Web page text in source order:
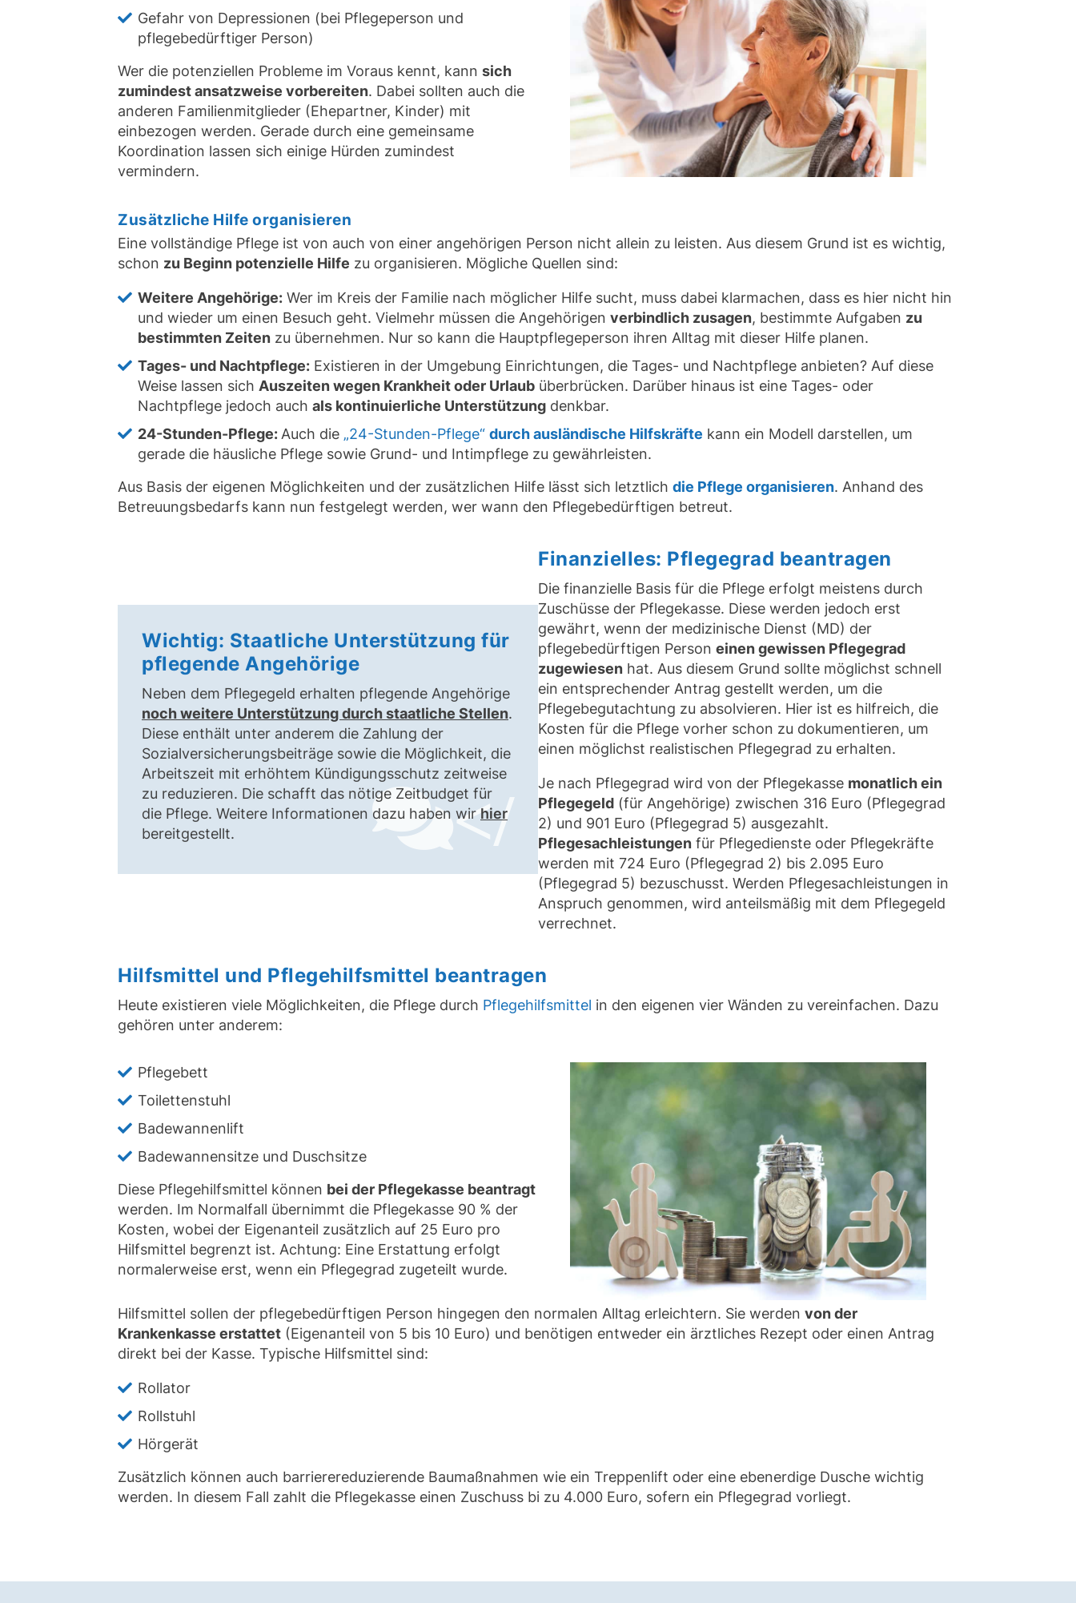
Gefahr von Depressionen (bei Pflegeperson und
pflegebedürftiger Person)
Wer die potenziellen Probleme im Voraus kennt, kann sich
zumindest ansatzweise vorbereiten. Dabei sollten auch die
anderen Familienmitglieder (Ehepartner, Kinder) mit
einbezogen werden. Gerade durch eine gemeinsame
Koordination lassen sich einige Hürden zumindest
vermindern.
Zusätzliche Hilfe organisieren
Eine vollständige Pflege ist von auch von einer angehörigen Person nicht allein zu leisten. Aus diesem Grund ist es wichtig,
schon zu Beginn potenzielle Hilfe zu organisieren. Mögliche Quellen sind:
Weitere Angehörige: Wer im Kreis der Familie nach möglicher Hilfe sucht, muss dabei klarmachen, dass es hier nicht hin
und wieder um einen Besuch geht. Vielmehr müssen die Angehörigen verbindlich zusagen, bestimmte Aufgaben zu
bestimmten Zeiten zu übernehmen. Nur so kann die Hauptpflegeperson ihren Alltag mit dieser Hilfe planen.
Tages- und Nachtpflege: Existieren in der Umgebung Einrichtungen, die Tages- und Nachtpflege anbieten? Auf diese
Weise lassen sich Auszeiten wegen Krankheit oder Urlaub überbrücken. Darüber hinaus ist eine Tages- oder
Nachtpflege jedoch auch als kontinuierliche Unterstützung denkbar.
24-Stunden-Pflege:Auch die „24-Stunden-Pflege“ durch ausländische Hilfskräfte kann ein Modell darstellen, um
gerade die häusliche Pflege sowie Grund- und Intimpflege zu gewährleisten.
Aus Basis der eigenen Möglichkeiten und der zusätzlichen Hilfe lässt sich letztlich die Pflege organisieren. Anhand des
Betreuungsbedarfs kann nun festgelegt werden, wer wann den Pflegebedürftigen betreut.
Wichtig: Staatliche Unterstützung für
pflegende Angehörige
Neben dem Pflegegeld erhalten pflegende Angehörige
noch weitere Unterstützung durch staatliche Stellen.
Diese enthält unter anderem die Zahlung der
Sozialversicherungsbeiträge sowie die Möglichkeit, die
Arbeitszeit mit erhöhtem Kündigungsschutz zeitweise
zu reduzieren. Die schafft das nötige Zeitbudget für
die Pflege. Weitere Informationen dazu haben wirhier
bereitgestellt.
</
Finanzielles: Pflegegrad beantragen
Die finanzielle Basis für die Pflege erfolgt meistens durch
Zuschüsse der Pflegekasse. Diese werden jedoch erst
gewährt, wenn der medizinische Dienst (MD) der
pflegebedürftigen Person einen gewissen Pflegegrad
zugewiesen hat. Aus diesem Grund sollte möglichst schnell
ein entsprechender Antrag gestellt werden, um die
Pflegebegutachtung zu absolvieren. Hier ist es hilfreich, die
Kosten für die Pflege vorher schon zu dokumentieren, um
einen möglichst realistischen Pflegegrad zu erhalten.
Je nach Pflegegrad wird von der Pflegekasse monatlich ein
Pflegegeld (für Angehörige) zwischen 316 Euro (Pflegegrad
2) und 901 Euro (Pflegegrad 5) ausgezahlt.
Pflegesachleistungen für Pflegedienste oder Pflegekräfte
werden mit 724 Euro (Pflegegrad 2) bis 2.095 Euro
(Pflegegrad 5) bezuschusst. Werden Pflegesachleistungen in
Anspruch genommen, wird anteilsmäßig mit dem Pflegegeld
verrechnet.
Hilfsmittel und Pflegehilfsmittel beantragen
Heute existieren viele Möglichkeiten, die Pflege durch Pflegehilfsmittel in den eigenen vier Wänden zu vereinfachen. Dazu
gehören unter anderem:
Pflegebett
Toilettenstuhl
Badewannenlift
Badewannensitze und Duschsitze
Diese Pflegehilfsmittel können bei der Pflegekasse beantragt
werden. Im Normalfall übernimmt die Pflegekasse 90 % der
Kosten, wobei der Eigenanteil zusätzlich auf 25 Euro pro
Hilfsmittel begrenzt ist. Achtung: Eine Erstattung erfolgt
normalerweise erst, wenn ein Pflegegrad zugeteilt wurde.
Hilfsmittel sollen der pflegebedürftigen Person hingegen den normalen Alltag erleichtern. Sie werden von der
Krankenkasse erstattet (Eigenanteil von 5 bis 10 Euro) und benötigen entweder ein ärztliches Rezept oder einen Antrag
direkt bei der Kasse. Typische Hilfsmittel sind:
Rollator
Rollstuhl
Hörgerät
Zusätzlich können auch barrierereduzierende Baumaßnahmen wie ein Treppenlift oder eine ebenerdige Dusche wichtig
werden. In diesem Fall zahlt die Pflegekasse einen Zuschuss bi zu 4.000 Euro, sofern ein Pflegegrad vorliegt.